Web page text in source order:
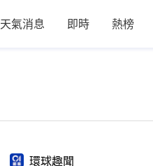
天氣消息 即時 熱榜
環球趣聞